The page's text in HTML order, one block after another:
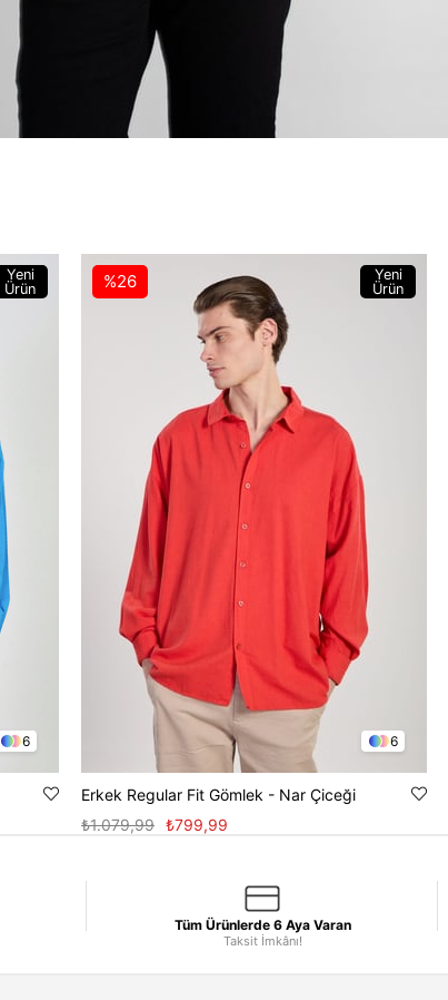
6
Yeni
Ürün
6
Erkek Regular Fit Gömlek - Nar Çiceği
₺799,99
₺1.079,99
%26
Yeni
Ürün
Tüm Ürünlerde 6 Aya Varan
Taksit İmkânı!